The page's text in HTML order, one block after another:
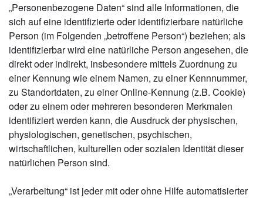
„Personenbezogene Daten“ sind alle Informationen, die
sich auf eine identifizierte oder identifizierbare natürliche
Person (im Folgenden „betroffene Person“) beziehen; als
identifizierbar wird eine natürliche Person angesehen, die
direkt oder indirekt, insbesondere mittels Zuordnung zu
einer Kennung wie einem Namen, zu einer Kennnummer,
zu Standortdaten, zu einer Online-Kennung (z.B. Cookie)
oder zu einem oder mehreren besonderen Merkmalen
identifiziert werden kann, die Ausdruck der physischen,
physiologischen, genetischen, psychischen,
wirtschaftlichen, kulturellen oder sozialen Identität dieser
natürlichen Person sind.
„Verarbeitung“ ist jeder mit oder ohne Hilfe automatisierter